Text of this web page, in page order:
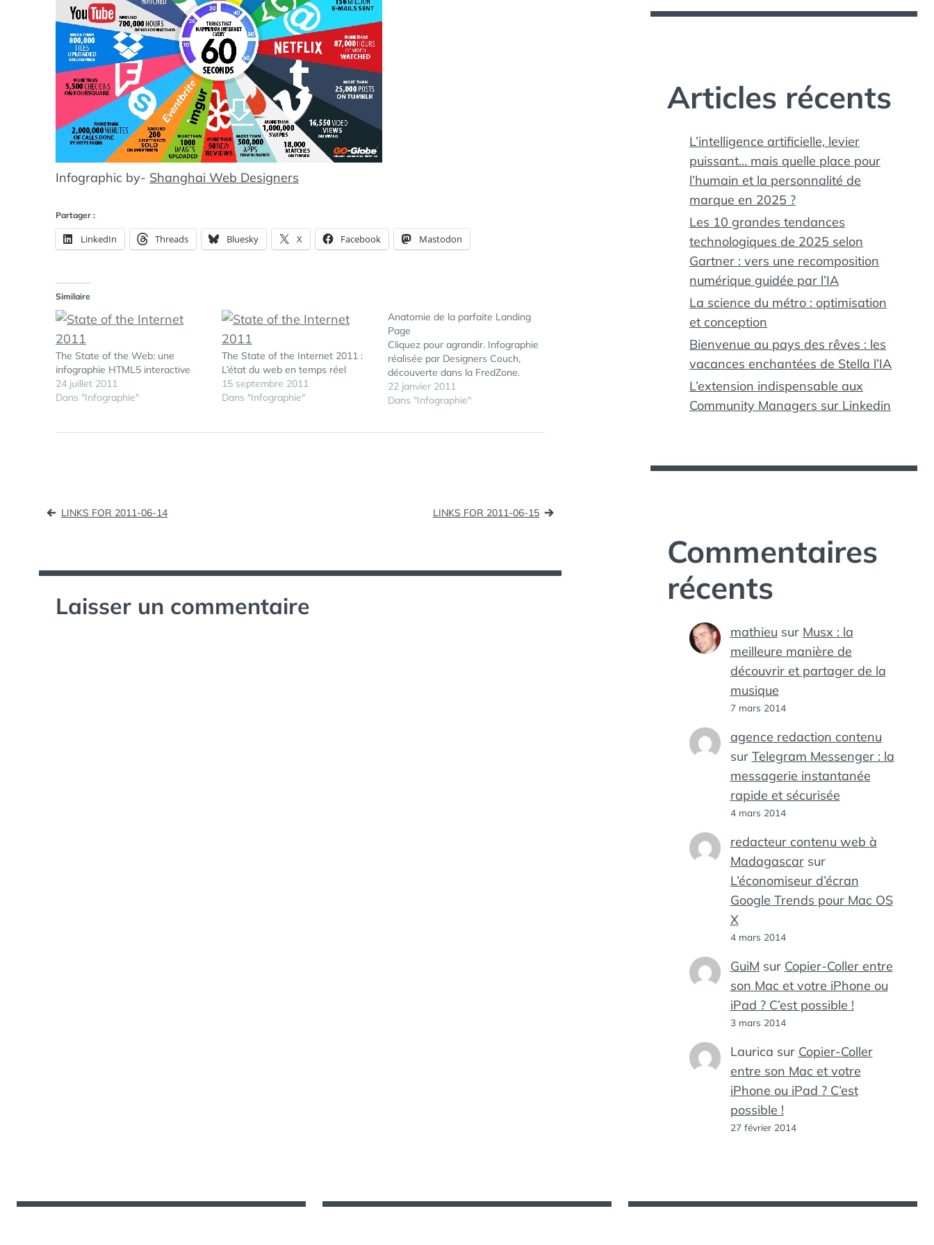
Infographic by- Shanghai Web Designers
Partager :
LinkedIn Threads Bluesky X Facebook Mastodon
Similaire
The State of the Web: une
infographie HTML5 interactive
24 juillet 2011
Dans "Infographie"
The State of the Internet 2011 :
L’état du web en temps réel
15 septembre 2011
Dans "Infographie"
Anatomie de la parfaite Landing
Page
Cliquez pour agrandir. Infographie
réalisée par Designers Couch,
découverte dans la FredZone.
22 janvier 2011
Dans "Infographie"
Navigation
l’article
LINKS FOR 2011-06-14 LINKS FOR 2011-06-15
Laisser un commentaire
Articles récents
L’intelligence artificielle, levier
puissant… mais quelle place pour
l’humain et la personnalité de
marque en 2025 ?
Les 10 grandes tendances
technologiques de 2025 selon
Gartner : vers une recomposition
numérique guidée par l’IA
La science du métro : optimisation
et conception
Bienvenue au pays des rêves : les
vacances enchantées de Stella l’IA
L’extension indispensable aux
Community Managers sur Linkedin
Commentaires
récents
mathieu sur Musx : la
meilleure manière de
découvrir et partager de la
musique
7 mars 2014
agence redaction contenu
sur Telegram Messenger : la
messagerie instantanée
rapide et sécurisée
4 mars 2014
redacteur contenu web à
Madagascarsur
L’économiseur d’écran
Google Trends pour Mac OS
X
4 mars 2014
GuiM sur Copier-Coller entre
son Mac et votre iPhone ou
iPad ? C’est possible !
3 mars 2014
Laurica sur Copier-Coller
entre son Mac et votre
iPhone ou iPad ? C’est
possible !
27 février 2014